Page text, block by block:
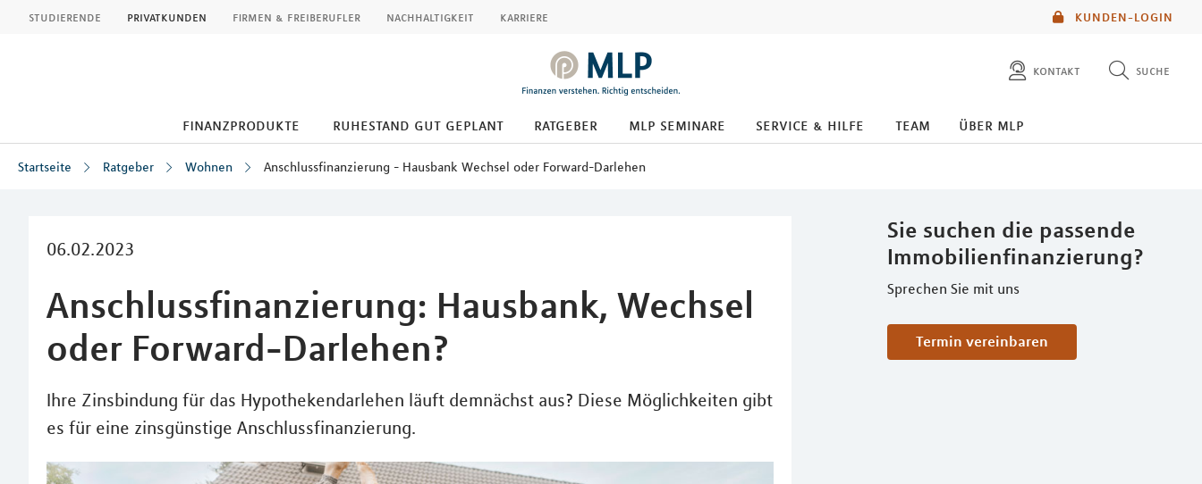
KUNDEN-LOGIN
studierende privatkunden firmen & freiberufler nachhaltigkeit karriere
kontakt suche
diese website durchsuchen
finanzprodukte ruhestand gut geplant ratgeber mlp seminare service & hilfe team über mlp
Startseite Ratgeber Wohnen Anschlussfinanzierung - Hausbank Wechsel oder Forward-Darlehen
06.02.2023
Anschlussfinanzierung: Hausbank, Wechsel
oder Forward-Darlehen?
Ihre Zinsbindung für das Hypothekendarlehen läuft demnächst aus? Diese Möglichkeiten gibt
es für eine zinsgünstige Anschlussfinanzierung.
Sie suchen die passende
Immobilienfinanzierung?
Sprechen Sie mit uns
Termin vereinbaren